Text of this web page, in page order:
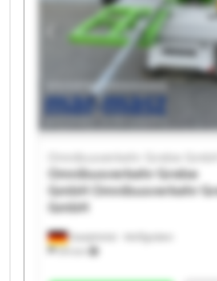
Grebe GmbH Omnibusverkehr
Omnibusverkehr Grebe GmbH
Grebe GmbH Omnibusverkehr
Omnibusverkehr Grebe GmbH
Grebe GmbH
Dautphetal - Wolfgruben
574 km
Omnibusverkehr Grebe GmbH
Omnibusverkehr Grebe
GmbH Omnibusverkehr
GmbH